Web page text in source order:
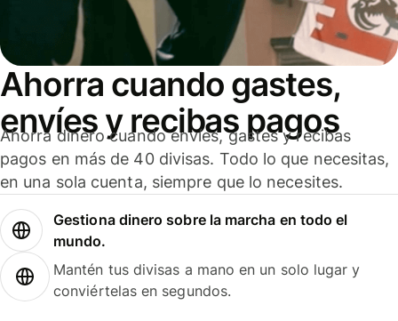
Ahorra cuando gastes,
envíes y recibas pagos
Ahorra dinero cuando envíes, gastes y recibas
pagos en más de 40 divisas. Todo lo que necesitas,
en una sola cuenta, siempre que lo necesites.
Gestiona dinero sobre la marcha en todo el
mundo.
Mantén tus divisas a mano en un solo lugar y
conviértelas en segundos.